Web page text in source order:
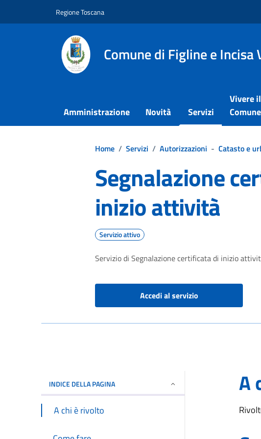
Regione Toscana
Comune di Figline e Incisa
Amministrazione Novità Servizi
Vivere il
Comune
Home / Servizi / Autorizzazioni - Catasto e
Segnalazione
inizio attività
Servizio attivo
Servizio di Segnalazione certificata di inizio
Accedi al servizio
INDICE DELLA PAGINA
A chi è rivolto
A